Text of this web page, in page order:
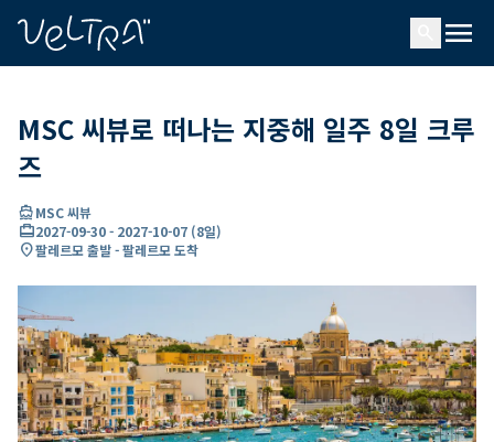
menu
MSC 씨뷰로 떠나는 지중해 일주 8일 크루
즈
directions_boatMSC 씨뷰
card_travel2027-09-30- 2027-10-07 (8일)
location_on팔레르모 출발 - 팔레르모 도착